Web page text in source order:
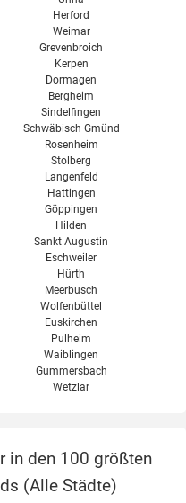
Herford
Weimar
Grevenbroich
Kerpen
Dormagen
Bergheim
Sindelfingen
Schwäbisch Gmünd
Rosenheim
Stolberg
Langenfeld
Hattingen
Göppingen
Hilden
Sankt Augustin
Eschweiler
Hürth
Meerbusch
Wolfenbüttel
Euskirchen
Pulheim
Waiblingen
Gummersbach
Wetzlar
in den 100 größten
(Alle Städte)